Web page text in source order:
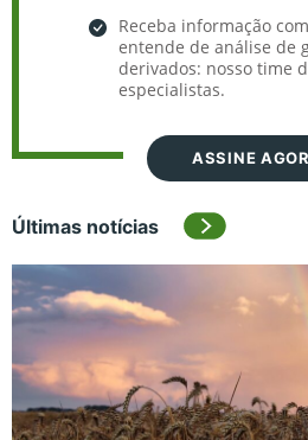
Receba informação
entende de análise de
derivados: nosso time
especialistas.
ASSINE
Últimas notícias